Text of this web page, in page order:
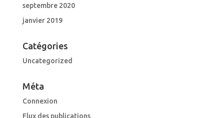
septembre 2020
janvier 2019
Catégories
Uncategorized
Méta
Connexion
Flux des publications